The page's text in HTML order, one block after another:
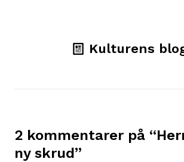
Kulturens
2 kommentarer på “
ny skrud”